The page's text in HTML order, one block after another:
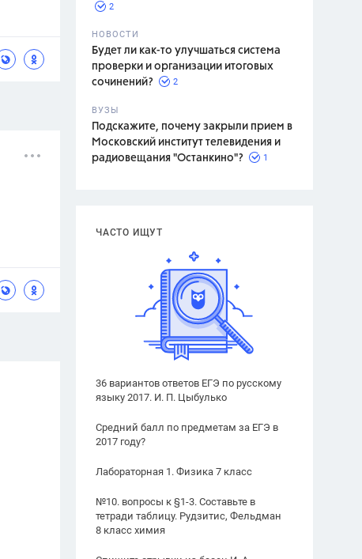
2
НОВОСТИ
Будет ли как-то улучшаться система
проверки и организации итоговых
сочинений?
2
ВУЗЫ
Подскажите, почему закрыли прием в
Московский институт телевидения и
радиовещания "Останкино"?
1
ЧАСТО ИЩУТ
36 вариантов ответов ЕГЭ по русскому
языку 2017. И. П. Цыбулько
Средний балл по предметам за ЕГЭ в
2017 году?
Лабораторная 1. Физика 7 класс
№10. вопросы к §1-3. Составьте в
тетради таблицу. Рудзитис, Фельдман
8 класс химия